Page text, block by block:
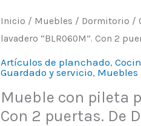
Inicio / Muebles / Dormitorio /
lavadero “BLR060M”. Con 2
Artículos de planchado,
Guardado y servicio, Muebles
Mueble con pileta
Con 2 puertas. De
Mueble
con
pileta
para
lavadero "BLR060M".
Con